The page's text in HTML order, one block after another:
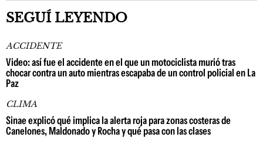
SEGUÍ LEYENDO
ACCIDENTE
Video: así fue el accidente en el que un motociclista murió tras
chocar contra un auto mientras escapaba de un control policial en La
Paz
CLIMA
Sinae explicó qué implica la alerta roja para zonas costeras de
Canelones, Maldonado y Rocha y qué pasa con las clases